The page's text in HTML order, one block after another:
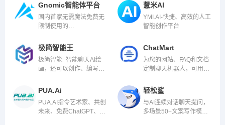
Gnomic智能体平台
国内首家无需魔法免费无
限制使用的
置了大量智能体供大家免
费使用，还有五款语言大
模型供大家免费使用~
薏米AI
YMI.AI-快捷、高效的人工
智能创作平台
极简智能王
极简智能- 智能聊天AI绘
画，还可以创作、编写、
能，满足用户生活和工作
ChatMart
为您的网站、FAQ和文档
定制聊天机器人，可用于
购销售
PUA.Ai
PUA.AI指令艺术家、共创
未来、免费ChatGPT、畅
轻松鲨
与AI连续对话聊天提问，
多场景50+文案写作模